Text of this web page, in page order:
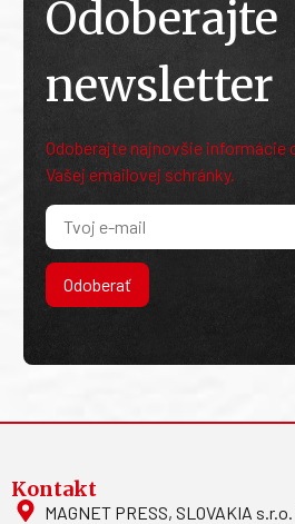
Odoberajte
newsletter
Odoberajte najnovšie informácie
Vašej emailovej schránky.
Odoberať
Kontakt
MAGNET PRESS, SLOVAKIA